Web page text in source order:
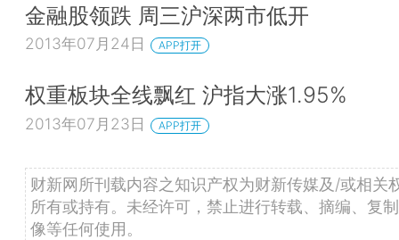
金融股领跌 周三沪深两市低开
2013年07月24日 APP打开
权重板块全线飘红 沪指大涨1.95%
2013年07月23日 APP打开
财新网所刊载内容之知识产权为财新传媒及/或相关
所有或持有。未经许可，禁止进行转载、摘编、复
像等任何使用。